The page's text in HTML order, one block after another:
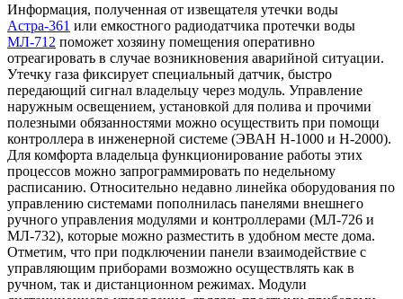
Информация, полученная от извещателя утечки воды
Астра-361 или емкостного радиодатчика протечки воды
МЛ-712 поможет хозяину помещения оперативно
отреагировать в случае возникновения аварийной ситуации.
Утечку газа фиксирует специальный датчик, быстро
передающий сигнал владельцу через модуль. Управление
наружным освещением, установкой для полива и прочими
полезными обязанностями можно осуществить при помощи
контроллера в инженерной системе (ЭВАН H-1000 и H-2000).
Для комфорта владельца функционирование работы этих
процессов можно запрограммировать по недельному
расписанию. Относительно недавно линейка оборудования по
управлению системами пополнилась панелями внешнего
ручного управления модулями и контроллерами (МЛ-726 и
МЛ-732), которые можно разместить в удобном месте дома.
Отметим, что при подключении панели взаимодействие с
управляющим приборами возможно осуществлять как в
ручном, так и дистанционном режимах. Модули